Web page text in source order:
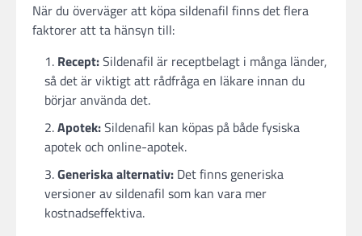
När du överväger att köpa sildenafil finns det flera
faktorer att ta hänsyn till:
Recept:Sildenafil är receptbelagt i många länder,
så det är viktigt att rådfråga en läkare innan du
börjar använda det.
Apotek:Sildenafil kan köpas på både fysiska
apotek och online-apotek.
Generiska alternativ: Det finns generiska
versioner av sildenafil som kan vara mer
kostnadseffektiva.